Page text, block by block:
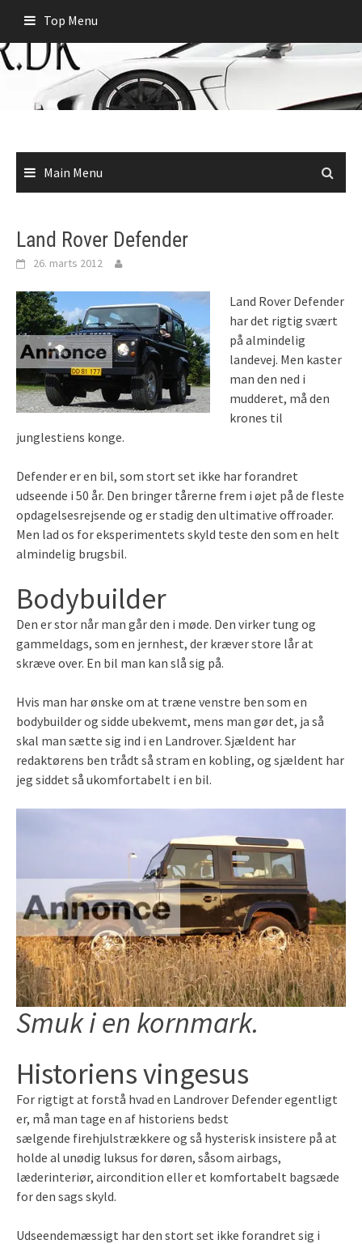
content
Top Menu
Main Menu
Land Rover Defender
26. marts 2012
Land Rover Defender
har det rigtig svært
på almindelig
landevej. Men kaster
man den ned i
mudderet, må den
krones til
junglestiens konge.
Defender er en bil, som stort set ikke har forandret
udseende i 50 år. Den bringer tårerne frem i øjet på de fleste
opdagelsesrejsende og er stadig den ultimative offroader.
Men lad os for eksperimentets skyld teste den som en helt
almindelig brugsbil.
Bodybuilder
Den er stor når man går den i møde. Den virker tung og
gammeldags, som en jernhest, der kræver store lår at
skræve over. En bil man kan slå sig på.
Hvis man har ønske om at træne venstre ben som en
bodybuilder og sidde ubekvemt, mens man gør det, ja så
skal man sætte sig ind i en Landrover. Sjældent har
redaktørens ben trådt så stram en kobling, og sjældent har
jeg siddet så ukomfortabelt i en bil.
Smuk i en kornmark.
Historiens vingesus
For rigtigt at forstå hvad en Landrover Defender egentligt
er, må man tage en af historiens bedst
sælgende firehjulstrækkere og så hysterisk insistere på at
holde al unødig luksus for døren, såsom airbags,
læderinteriør, aircondition eller et komfortabelt bagsæde
for den sags skyld.
Udseendemæssigt har den stort set ikke forandret sig i